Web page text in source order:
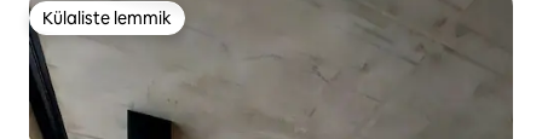
Külaliste lemmik
Külaliste lemmik